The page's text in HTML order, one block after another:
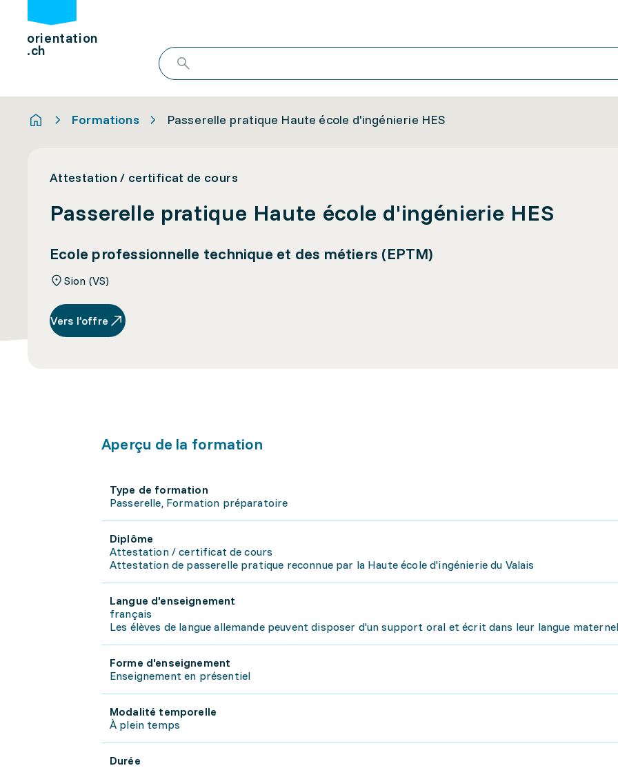
orientation
.ch
Formations Passerelle pratique Haute école d'ingénierie HES
Attestation / certificat de cours
Passerelle pratique Haute école d'ingénierie HES
Ecole professionnelle technique et des métiers (EPTM)
Sion (VS)
Vers l’offre
Aperçu de la formation
Type de formation
Passerelle, Formation préparatoire
Diplôme
Attestation / certificat de cours
Attestation de passerelle pratique reconnue par la Haute école d'ingénierie du Valais
Langue d'enseignement
français
Les élèves de langue allemande peuvent disposer d'un support oral et écrit dans leur langue
Forme d'enseignement
Enseignement en présentiel
Modalité temporelle
À plein temps
Durée